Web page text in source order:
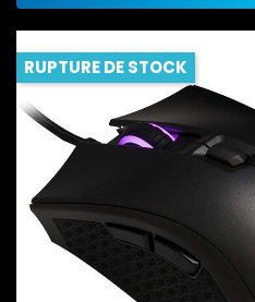
RUPTURE DE STOCK